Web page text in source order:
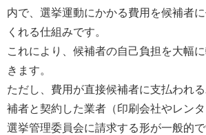
内で、選挙運動にかかる費用を候補者
くれる仕組みです。
これにより、候補者の自己負担を大幅
きます。
ただし、費用が直接候補者に支払われ
補者と契約した業者（印刷会社やレン
選挙管理委員会に請求する形が一般的で